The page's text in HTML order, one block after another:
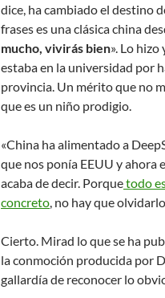
dice, ha cambiado el destino
frases es una clásica china
mucho, vivirás bien». Lo
estaba en la universidad por
provincia. Un mérito que no
que es un niño prodigio.
«China ha alimentado a
que nos ponía EEUU y ahora
acaba de decir. Porquetodo
concreto, no hay que
Cierto. Mirad lo que se ha
la conmoción producida por
gallardía de reconocer lo